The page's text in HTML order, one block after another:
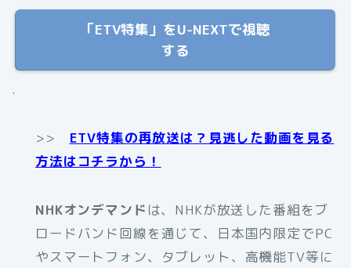
「ETV特集」をU-NEXTで視聴
する
.
>> ETV特集の再放送は？見逃した動画を見る
方法はコチラから！
NHKオンデマンド は、NHKが放送した番組をブ
ロードバンド回線を通じて、日本国内限定でPC
やスマートフォン、タブレット、高機能TV等に